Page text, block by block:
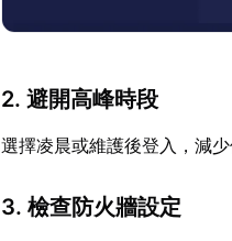
2. 避開高峰時段
選擇凌晨或維護後登入，減
3. 檢查防火牆設定